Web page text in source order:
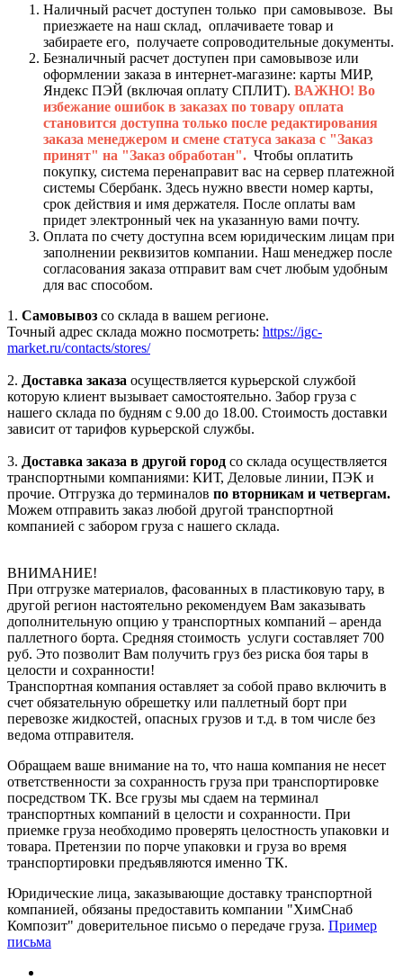
Наличный расчет доступен только при самовывозе. Вы
приезжаете на наш склад, оплачиваете товар и
забираете его, получаете сопроводительные документы.
Безналичный расчет доступен при самовывозе или
оформлении заказа в интернет-магазине: карты МИР,
Яндекс ПЭЙ (включая оплату СПЛИТ). ВАЖНО! Во
избежание ошибок в заказах по товару оплата
становится доступна только после редактирования
заказа менеджером и смене статуса заказа с "Заказ
принят" на "Заказ обработан". Чтобы оплатить
покупку, система перенаправит вас на сервер платежной
системы Сбербанк. Здесь нужно ввести номер карты,
срок действия и имя держателя. После оплаты вам
придет электронный чек на указанную вами почту.
Оплата по счету доступна всем юридическим лицам при
заполнении реквизитов компании. Наш менеджер после
согласования заказа отправит вам счет любым удобным
для вас способом.
1. Самовывоз со склада в вашем регионе.
Точный адрес склада можно посмотреть: https://igc-
market.ru/contacts/stores/
2. Доставка заказа осуществляется курьерской службой
которую клиент вызывает самостоятельно. Забор груза с
нашего склада по будням с 9.00 до 18.00. Стоимость доставки
зависит от тарифов курьерской службы.
3. Доставка заказа в другой город со склада осуществляется
транспортными компаниями: КИТ, Деловые линии, ПЭК и
прочие. Отгрузка до терминалов по вторникам и четвергам.
Можем отправить заказ любой другой транспортной
компанией с забором груза с нашего склада.
ВНИМАНИЕ!
При отгрузке материалов, фасованных в пластиковую тару, в
другой регион настоятельно рекомендуем Вам заказывать
дополнительную опцию у транспортных компаний – аренда
паллетного борта. Средняя стоимость услуги составляет 700
руб. Это позволит Вам получить груз без риска боя тары в
целости и сохранности!
Транспортная компания оставляет за собой право включить в
счет обязательную обрешетку или паллетный борт при
перевозке жидкостей, опасных грузов и т.д. в том числе без
ведома отправителя.
Обращаем ваше внимание на то, что наша компания не несет
ответственности за сохранность груза при транспортировке
посредством ТК. Все грузы мы сдаем на терминал
транспортных компаний в целости и сохранности. При
приемке груза необходимо проверять целостность упаковки и
товара. Претензии по порче упаковки и груза во время
транспортировки предъявляются именно ТК.
Юридические лица, заказывающие доставку транспортной
компанией, обязаны предоставить компании "ХимСнаб
Композит" доверительное письмо о передаче груза. Пример
письма